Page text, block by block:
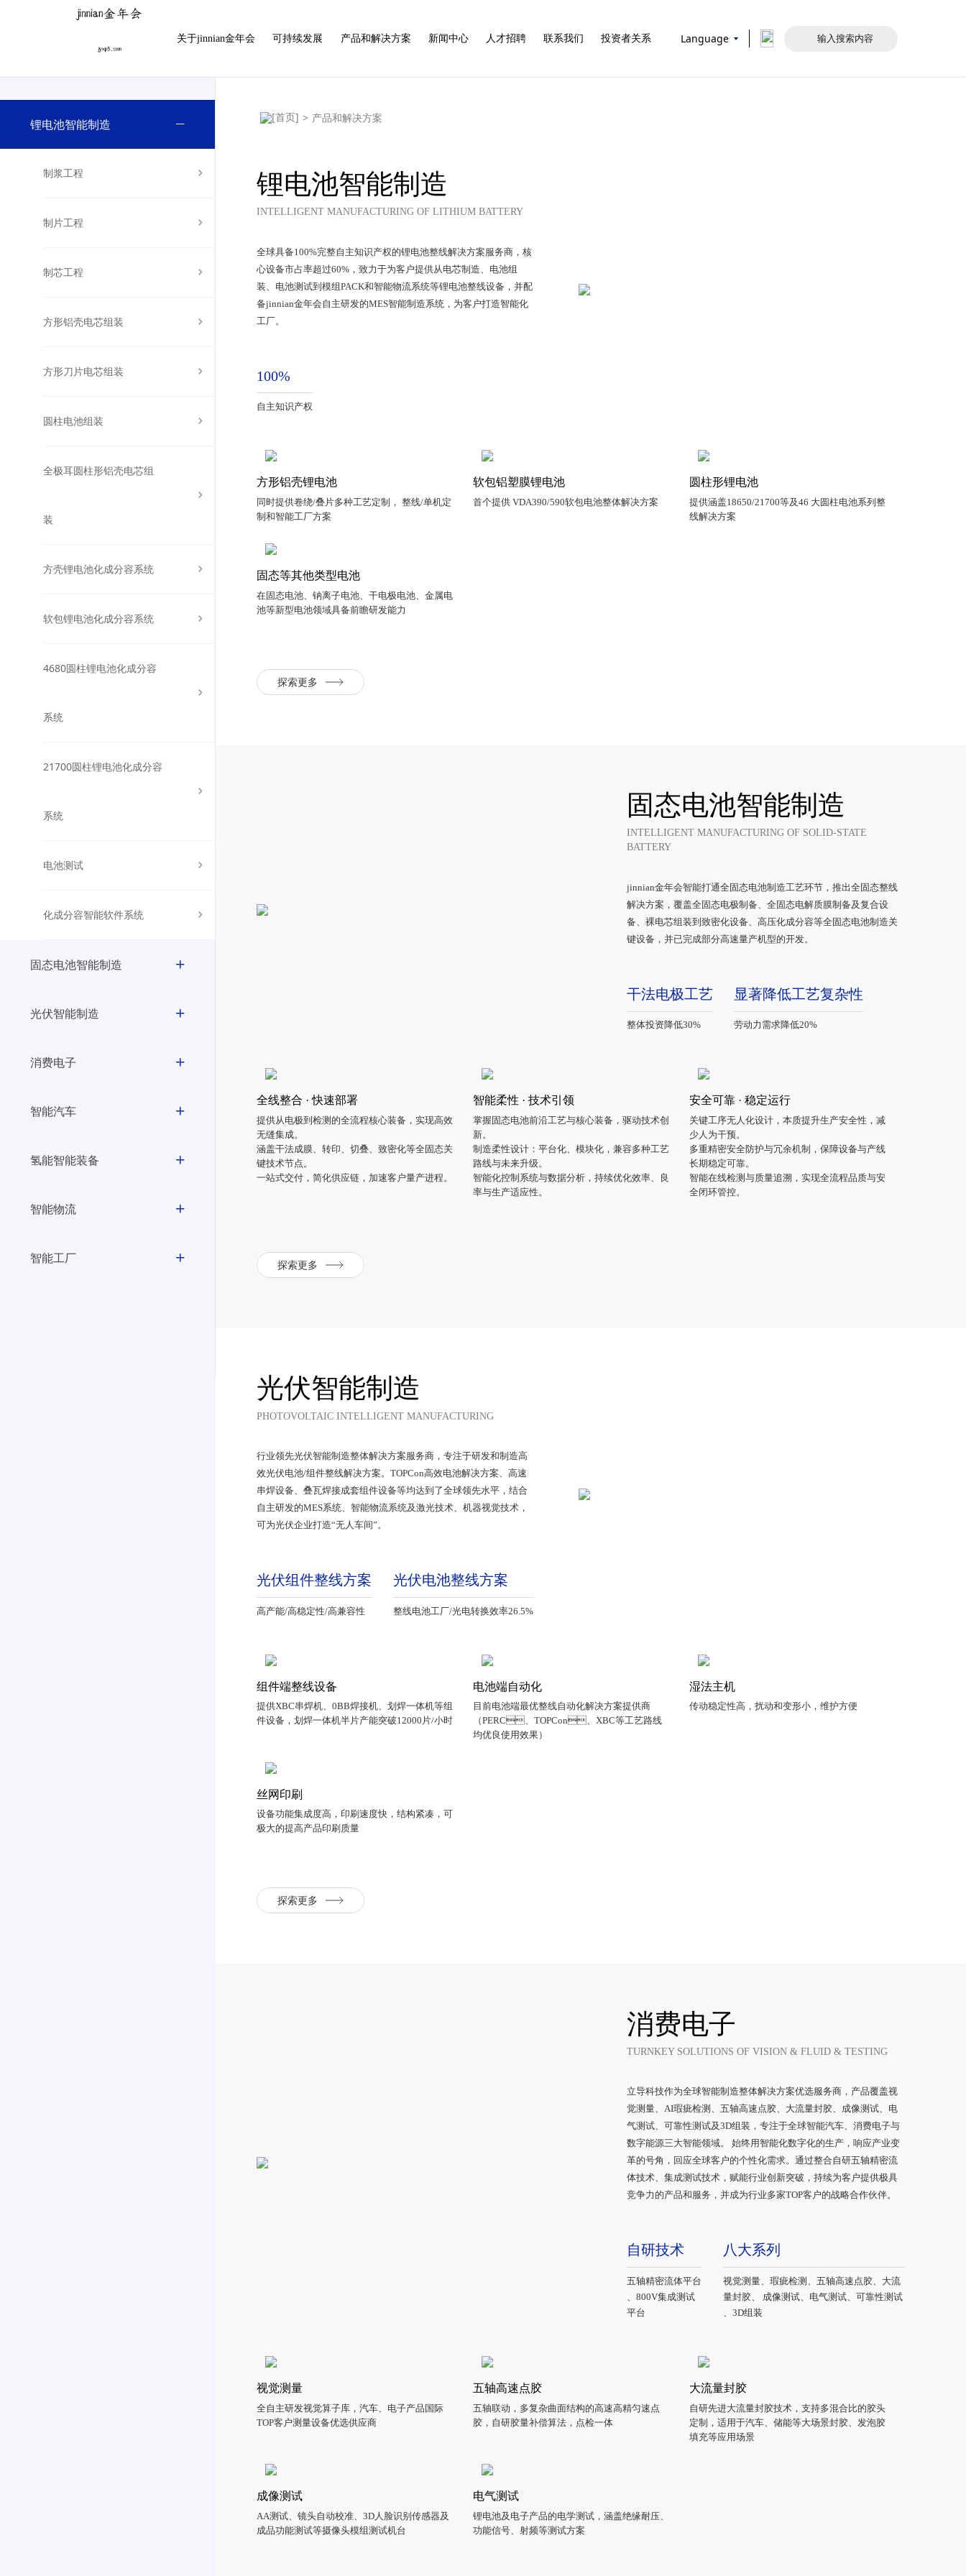
关于jinnian金年会 可持续发展 产品和解决方案 新闻中心 人才招聘 联系我们 投资者关系 Language
锂电池智能制造
制浆工程
制片工程
制芯工程
方形铝壳电芯组装
方形刀片电芯组装
圆柱电池组装
全极耳圆柱形铝壳电芯组
装
方壳锂电池化成分容系统
软包锂电池化成分容系统
4680圆柱锂电池化成分容
系统
21700圆柱锂电池化成分容
系统
电池测试
化成分容智能软件系统
固态电池智能制造
光伏智能制造
消费电子
智能汽车
氢能智能装备
智能物流
智能工厂
> 产品和解决方案
锂电池智能制造
INTELLIGENT MANUFACTURING OF LITHIUM BATTERY
全球具备100%完整自主知识产权的锂电池整线解决方案服务商，核
心设备市占率超过60%，致力于为客户提供从电芯制造、电池组
装、电池测试到模组PACK和智能物流系统等锂电池整线设备，并配
备jinnian金年会自主研发的MES智能制造系统，为客户打造智能化
工厂。
100%
自主知识产权
方形铝壳锂电池
同时提供卷绕/叠片多种工艺定制， 整线/单机定
制和智能工厂方案
软包铝塑膜锂电池
首个提供 VDA390/590软包电池整体解决方案
圆柱形锂电池
提供涵盖18650/21700等及46 大圆柱电池系列整
线解决方案
固态等其他类型电池
在固态电池、钠离子电池、干电极电池、金属电
池等新型电池领域具备前瞻研发能力
探索更多
固态电池智能制造
INTELLIGENT MANUFACTURING OF SOLID-STATE
BATTERY
jinnian金年会智能打通全固态电池制造工艺环节，推出全固态整线
解决方案，覆盖全固态电极制备、全固态电解质膜制备及复合设
备、裸电芯组装到致密化设备、高压化成分容等全固态电池制造关
键设备，并已完成部分高速量产机型的开发。
干法电极工艺
整体投资降低30%
显著降低工艺复杂性
劳动力需求降低20%
全线整合 · 快速部署
提供从电极到检测的全流程核心装备，实现高效
无缝集成。
涵盖干法成膜、转印、切叠、致密化等全固态关
键技术节点。
一站式交付，简化供应链，加速客户量产进程。
智能柔性 · 技术引领
掌握固态电池前沿工艺与核心装备，驱动技术创
新。
制造柔性设计：平台化、模块化，兼容多种工艺
路线与未来升级。
智能化控制系统与数据分析，持续优化效率、良
率与生产适应性。
安全可靠 · 稳定运行
关键工序无人化设计，本质提升生产安全性，减
少人为干预。
多重精密安全防护与冗余机制，保障设备与产线
长期稳定可靠。
智能在线检测与质量追溯，实现全流程品质与安
全闭环管控。
探索更多
光伏智能制造
PHOTOVOLTAIC INTELLIGENT MANUFACTURING
行业领先光伏智能制造整体解决方案服务商，专注于研发和制造高
效光伏电池/组件整线解决方案。TOPCon高效电池解决方案、高速
串焊设备、叠瓦焊接成套组件设备等均达到了全球领先水平，结合
自主研发的MES系统、智能物流系统及激光技术、机器视觉技术，
可为光伏企业打造“无人车间”。
光伏组件整线方案
高产能/高稳定性/高兼容性
光伏电池整线方案
整线电池工厂/光电转换效率26.5%
组件端整线设备
提供XBC串焊机、0BB焊接机、划焊一体机等组
件设备，划焊一体机半片产能突破12000片/小时
电池端自动化
目前电池端最优整线自动化解决方案提供商
（PERC、TOPCon、XBC等工艺路线
均优良使用效果）
湿法主机
传动稳定性高，扰动和变形小，维护方便
丝网印刷
设备功能集成度高，印刷速度快，结构紧凑，可
极大的提高产品印刷质量
探索更多
消费电子
TURNKEY SOLUTIONS OF VISION & FLUID & TESTING
立导科技作为全球智能制造整体解决方案优选服务商，产品覆盖视
觉测量、AI瑕疵检测、五轴高速点胶、大流量封胶、成像测试、电
气测试、可靠性测试及3D组装，专注于全球智能汽车、消费电子与
数字能源三大智能领域。 始终用智能化数字化的生产，响应产业变
革的号角，回应全球客户的个性化需求。通过整合自研五轴精密流
体技术、集成测试技术，赋能行业创新突破，持续为客户提供极具
竞争力的产品和服务，并成为行业多家TOP客户的战略合作伙伴。
自研技术
五轴精密流体平台
、800V集成测试
平台
八大系列
视觉测量、瑕疵检测、五轴高速点胶、大流
量封胶、 成像测试、电气测试、可靠性测试
、3D组装
视觉测量
全自主研发视觉算子库，汽车、电子产品国际
TOP客户测量设备优选供应商
五轴高速点胶
五轴联动，多复杂曲面结构的高速高精匀速点
胶，自研胶量补偿算法，点检一体
大流量封胶
自研先进大流量封胶技术，支持多混合比的胶头
定制，适用于汽车、储能等大场景封胶、发泡胶
填充等应用场景
成像测试
AA测试、镜头自动校准、3D人脸识别传感器及
成品功能测试等摄像头模组测试机台
电气测试
锂电池及电子产品的电学测试，涵盖绝缘耐压、
功能信号、射频等测试方案